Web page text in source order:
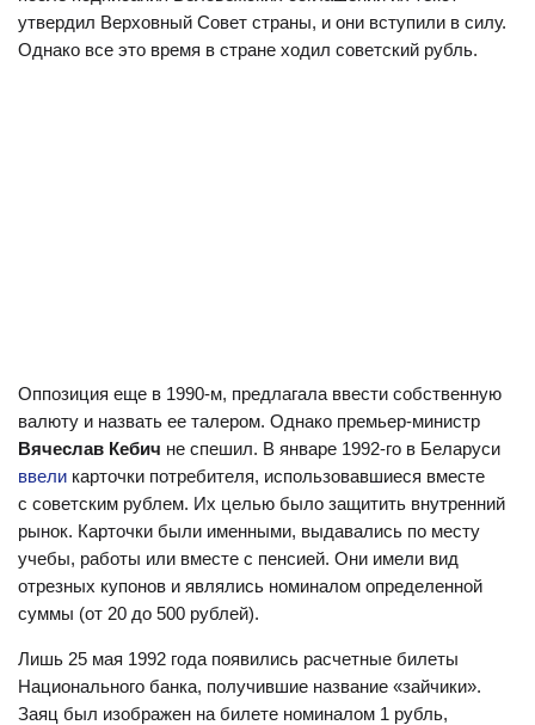
утвердил Верховный Совет страны, и они вступили в силу.
Однако все это время в стране ходил советский рубль.
Оппозиция еще в 1990-м, предлагала ввести собственную
валюту и назвать ее талером. Однако премьер-министр
Вячеслав Кебич не спешил. В январе 1992-го в Беларуси
ввели карточки потребителя, использовавшиеся вместе
с советским рублем. Их целью было защитить внутренний
рынок. Карточки были именными, выдавались по месту
учебы, работы или вместе с пенсией. Они имели вид
отрезных купонов и являлись номиналом определенной
суммы (от 20 до 500 рублей).
Лишь 25 мая 1992 года появились расчетные билеты
Национального банка, получившие название «зайчики».
Заяц был изображен на билете номиналом 1 рубль,